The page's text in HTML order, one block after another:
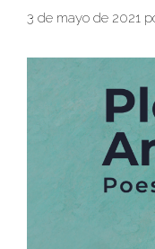
3 de mayo de 2021